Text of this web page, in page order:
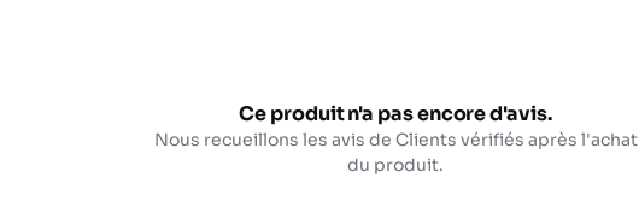
Ce produit n'a pas encore d'avis.
Nous recueillons les avis de Clients vérifiés après l'achat
du produit.